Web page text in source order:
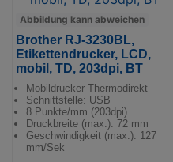
Abbildung kann abweichen
Brother RJ-3230BL,
Etikettendrucker, LCD,
mobil, TD, 203dpi, BT
Mobildrucker Thermodirekt
Schnittstelle: USB
8 Punkte/mm (203dpi)
Druckbreite (max.): 72 mm
Geschwindigkeit (max.): 127
mm/Sek